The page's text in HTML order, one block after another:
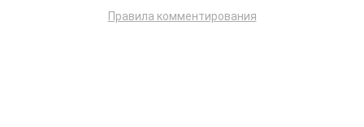
Правила комментирования